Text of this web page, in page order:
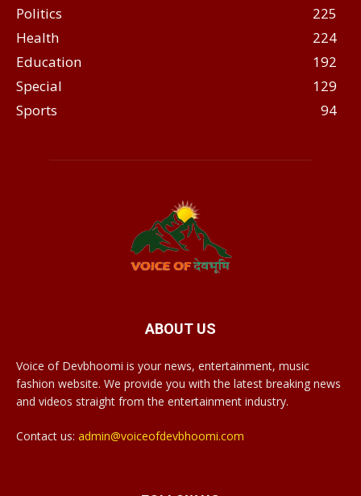
Politics
225
Health
224
Education
192
Special
129
Sports
94
ABOUT US
Voice of Devbhoomi is your news, entertainment, music
fashion website. We provide you with the latest breaking news
and videos straight from the entertainment industry.
Contact us: admin@voiceofdevbhoomi.com